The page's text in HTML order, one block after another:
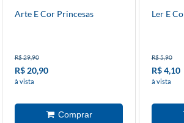
Arte E Cor Princesas
R$ 29,90
R$ 20,90
à vista
Ler E
R$ 5,90
R$ 4,10
à vista